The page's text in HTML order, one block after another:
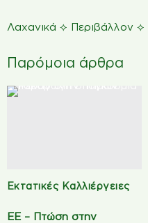
Λαχανικά ⟡ Περιβάλλον ⟡
Παρόμοια άρθρα
Εκτατικές Καλλιέργειες
ΕΕ – Πτώση στην